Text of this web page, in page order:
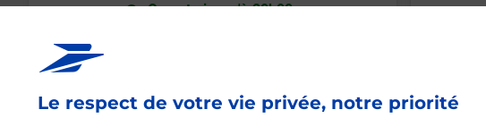
Le respect de votre vie privée, notre priorité
Ouvert-jusqu'à 20h00
En savoir plus